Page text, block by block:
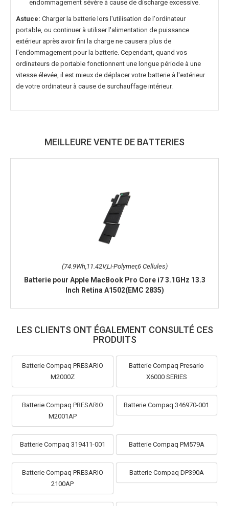
endommagement sévère à cause de discharge excessive.
Astuce: Charger la batterie lors l'utilisation de l'ordinateur
portable, ou continuer à utiliser l'alimentation de puissance
extérieur après avoir fini la charge ne causera plus de
l'endommagement pour la batterie. Cependant, quand vos
ordinateurs de portable fonctionnent une longue période à une
vitesse élevée, il est mieux de déplacer votre batterie à l'extérieur
de votre ordinateur à cause de surchauffage intérieur.
MEILLEURE VENTE DE BATTERIES
(74.9Wh,11.42V,Li-Polymer,6 Cellules)
Batterie pour Apple MacBook Pro Core i7 3.1GHz 13.3
Inch Retina A1502(EMC 2835)
LES CLIENTS ONT ÉGALEMENT CONSULTÉ CES
PRODUITS
Batterie Compaq PRESARIO
M2000Z
Batterie Compaq Presario
X6000 SERIES
Batterie Compaq PRESARIO
M2001AP
Batterie Compaq 346970-001
Batterie Compaq 319411-001 Batterie Compaq PM579A
Batterie Compaq PRESARIO
2100AP
Batterie Compaq DP390A